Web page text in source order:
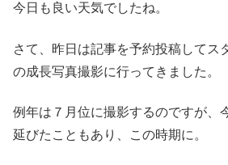
今日も良い天気でしたね。
さて、昨日は記事を予約投稿してス
の成長写真撮影に行ってきました。
例年は７月位に撮影するのですが、
延びたこともあり、この時期に。